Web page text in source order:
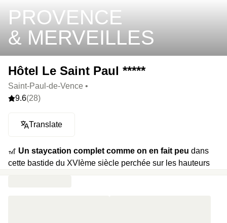
PROVENCE
& MERVEILLES
Hôtel Le Saint Paul *****
Saint-Paul-de-Vence •
9.6(28)
Translate
🎢 Un staycation complet comme on en fait peu dans
cette bastide du XVIème siècle perchée sur les hauteurs